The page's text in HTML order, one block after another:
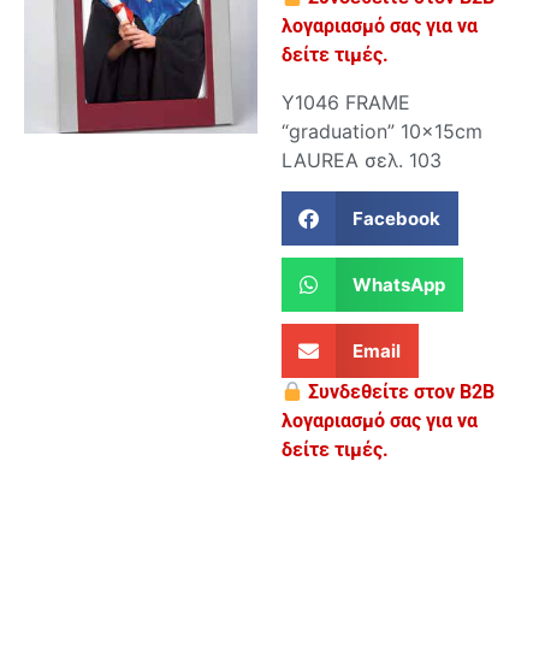
λογαριασμό σας για να
δείτε τιμές.
Y1046 FRAME
“graduation” 10x15cm
LAUREA σελ. 103
Facebook
WhatsApp
Email
Συνδεθείτε στον B2B
λογαριασμό σας για να
δείτε τιμές.